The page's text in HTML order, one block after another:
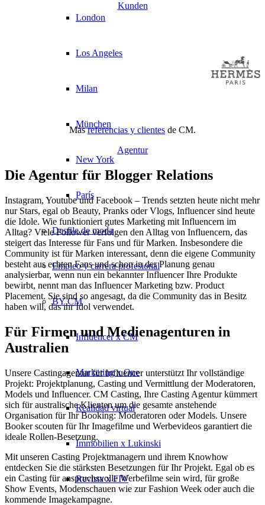
London
Los Angeles
Milan
München
New York
París
Desfile de moda
Empleo y carrera profesional
BY CM
Influencer x CM
Marketing x One
Realidad virtual
Immobilien x Lukinski
Revista x FIV
Kunden
Másreferencias y clientes de CM.
Agentur
Die Agentur für Blogger Relations
Instagram, Youtube und Facebook – Trends setzten heute nicht mehr
nur Stars, egal ob Beauty, Pranks oder Vlogs, Influencer sind heute
die Idole. Wie funktioniert gutes Marketing mit Influencern im
Alltag? Viele Follower verfolgen den Alltag von Influencern, das
steigert das Interesse für Fans und für Marken. Insbesondere die
Community ist für Marken interessant, denn die eigene Community
besteht aus echten Fans und schon in der Planung genau
analysierbar, wenn nun ein bekannter Influencer Ihre Produkte
bewirbt, nennt man das Influencer Marketing bzw. Product
Placement. Sie sind so angesagt, da die Community das in Besitz
haben will, das ihr Idol verwendet.
Für Firmen und Medienagenturen in
Australien
Unsere Castingagentur für Influencer unterstützt Ihr vollständige
Projekt: Projektplanung, Casting und Vermittlung der Moderatoren,
Models und Influencer. CM Casting, Ihre Casting Agentur kümmert
sich für australische Klienten um die gesamte anstehende
Organisation für Ihr Booking: Moderatoren oder Models. Unsere
Booker scouten für Ihr Imagefilme und Werbevideos garantiert die
ideale Rollen-Besetzung.
Mit unseren Casting Projektmanagern und ihrem Knowhow
entdecken Sie die stärksten Besetzungen für Ihr Projekt. Egal ob es
ein Casting für anspruchsvolle Werbefilme sein wird, für große
Show Events, Modenschauen wie zur Fashion Week oder auch die
kommende Imagekampagne.